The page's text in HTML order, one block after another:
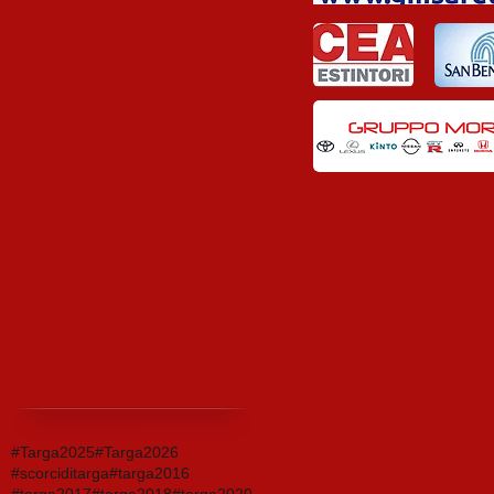
#Targa2025#Targa2026
#scorciditarga#targa2016